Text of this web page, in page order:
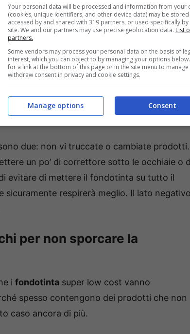
due: non vi truccate o cambiate prodotti.
un po’ di correttore sotto le occhiaie o
evitare di mettere il fondotinta su tutto il
sicuramente respirerà meglio. Il lato
per non sporcare la
i fondotinta super low cost vanno
spesso contengono dei prodotti che non
caso ancora di più.
Your personal data will be processed and information from your
(cookies, unique identifiers, and other device data) may be stored
accessed by and shared with 319 partners, or used specifically by
site. We and our partners may use precise geolocation data. List
partners.
Some vendors may process your personal data on the basis of
interest, which you can object to by managing your options
for a link at the bottom of this page or in the site menu to
withdraw consent in privacy and cookie settings.
Consent
Manage options